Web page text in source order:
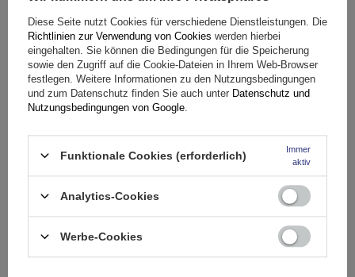
Mont Blanc AMC 5400-A43 Aluminium-Dachträger für
herkömmliche Reling
203,09 €inkl. MwSt
Große Menge verfügbar Wir versenden schon am
Warenkorb
Diese Seite nutzt Cookies für verschiedene Dienstleistungen. Die
Richtlinien zur Verwendung von Cookies werden hierbei
eingehalten. Sie können die Bedingungen für die Speicherung
sowie den Zugriff auf die Cookie-Dateien in Ihrem Web-Browser
festlegen. Weitere Informationen zu den Nutzungsbedingungen
und zum Datenschutz finden Sie auch unter Datenschutz und
Nutzungsbedingungen von Google
Funktionale Cookies (erforderlich)
Immer
aktiv
Analytics-Cookies
Werbe-Cookies